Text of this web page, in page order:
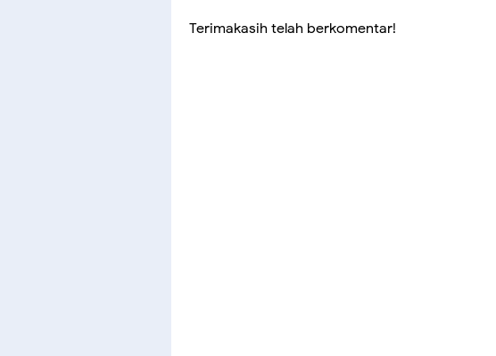
Terimakasih telah berkomentar!